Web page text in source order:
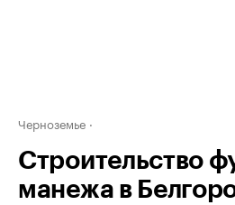
Черноземье
Строительство
манежа в